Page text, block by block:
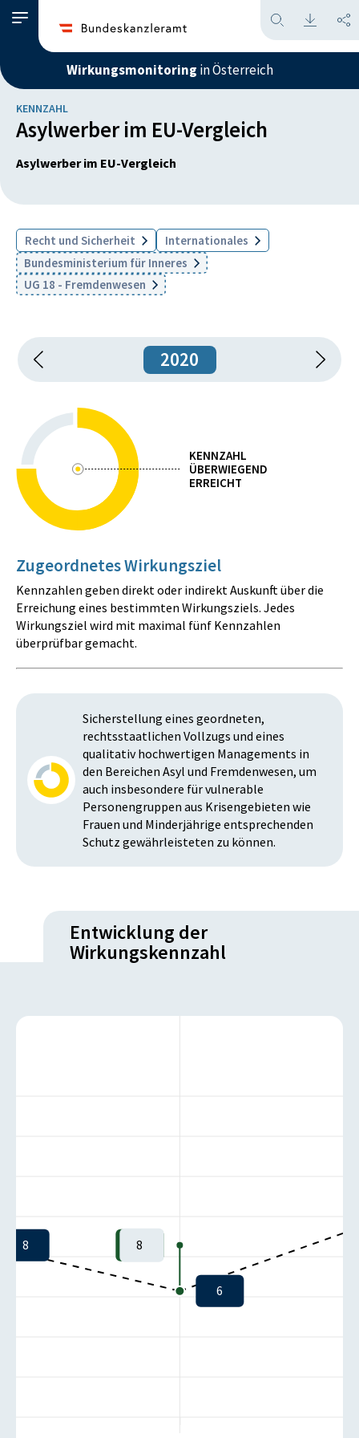
Wirkungsmonitoring in Österreich
KENNZAHL
Asylwerber im EU-Vergleich
Asylwerber im EU-Vergleich
Recht und Sicherheit
Internationales
Bundesministerium für Inneres
UG 18 - Fremdenwesen
2020
KENNZAHL
ÜBERWIEGEND
ERREICHT
Zugeordnetes Wirkungsziel
Kennzahlen geben direkt oder indirekt Auskunft über die
Erreichung eines bestimmten Wirkungsziels. Jedes
Wirkungsziel wird mit maximal fünf Kennzahlen
überprüfbar gemacht.
Sicherstellung eines geordneten,
rechtsstaatlichen Vollzugs und eines
qualitativ hochwertigen Managements in
den Bereichen Asyl und Fremdenwesen, um
auch insbesondere für vulnerable
Personengruppen aus Krisengebieten wie
Frauen und Minderjährige entsprechenden
Schutz gewährleisteten zu können.
Entwicklung der
Wirkungskennzahl
8 8
6